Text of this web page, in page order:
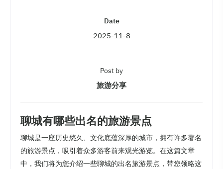
Date
2025-11-8
Post by
旅游分享
聊城有哪些出名的旅游景点
聊城是一座历史悠久、文化底蕴深厚的城市，拥有许多著名
的旅游景点，吸引着众多游客前来观光游览。在这篇文章
中，我们将为您介绍一些聊城的出名旅游景点，带您领略这